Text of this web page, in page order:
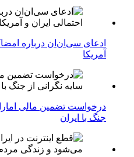
ادعای سی‌ان‌ان درباره
آمریکا
درخواست تضمین مالی
جنگ با ایران